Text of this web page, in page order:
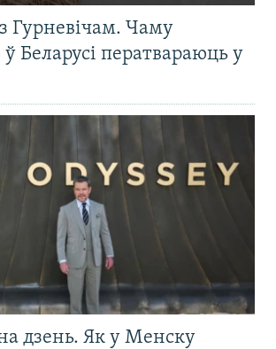
Гурневічам. Чаму
Беларусі ператвараюць у
дзень. Як у Менску